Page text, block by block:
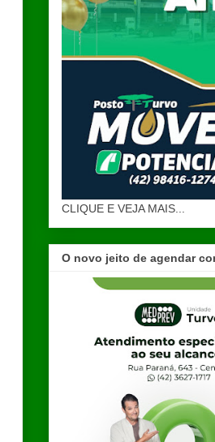
CLIQUE E VEJA MAIS...
O novo jeito de agendar